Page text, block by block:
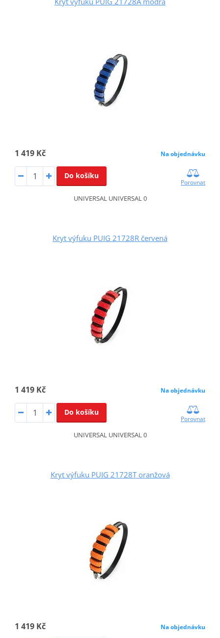
1 419 Kč Na objednávku
Do košíku
Porovnat
UNIVERSAL UNIVERSAL 0
Kryt výfuku PUIG 21728R červená
1 419 Kč Na objednávku
Do košíku
Porovnat
UNIVERSAL UNIVERSAL 0
Kryt výfuku PUIG 21728T oranžová
1 419 Kč Na objednávku